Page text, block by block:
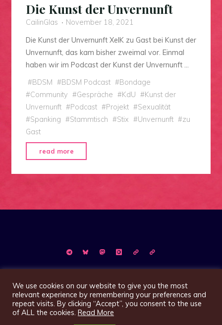
Die Kunst der Unvernunft
CailinGlas
November 18, 2021
Die Kunst der Unvernunft XelK zu Gast bei Kunst der
Unvernunft, das kam bisher zweimal vor. Einmal
haben wir im Podcast der Kunst der Unvernunft …
#BDSM #BDSM Podcast #Bondage
#Community #Gespräche #KdU #Kunst der
Unvernunft #Podcast #Projekt #Sexualität
#Spanking #Stammtisch #Stix #Unvernunft #zu
Gast
read more
Kunst
der
We use cookies on our website to give you the most
relevant experience by remembering your preferences and
repeat visits. By clicking “Accept”, you consent to the use
of ALL the cookies. Read More